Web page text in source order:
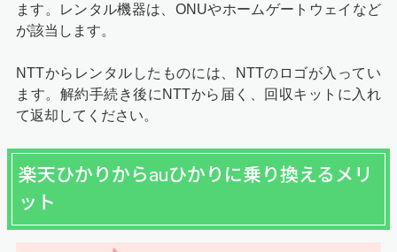
ます。レンタル機器は、ONUやホームゲートウェイなど
が該当します。
NTTからレンタルしたものには、NTTのロゴが入ってい
ます。解約手続き後にNTTから届く、回収キットに入れ
て返却してください。
楽天ひかりからauひかりに乗り換えるメリ
ット